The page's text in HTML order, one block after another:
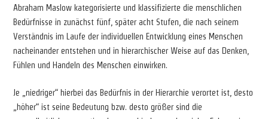
Abraham Maslow kategorisierte und klassifizierte die menschlichen
Bedürfnisse in zunächst fünf, später acht Stufen, die nach seinem
Verständnis im Laufe der individuellen Entwicklung eines Menschen
nacheinander entstehen und in hierarchischer Weise auf das Denken,
Fühlen und Handeln des Menschen einwirken.
Je „niedriger“ hierbei das Bedürfnis in der Hierarchie verortet ist, desto
„höher“ ist seine Bedeutung bzw. desto größer sind die